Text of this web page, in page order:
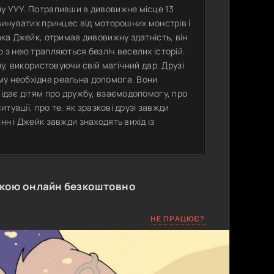
УУУ. Потрапивши в дивовижне місце 13
принцес від моторошних монстрів і
Джейк, отримав дивовижну здатність, він
нею трапляються безліч веселих історій.
використовуючи свій магічний дар. Друзі
необхідна реальна допомога. Вони
дітям про дружбу, взаємодопомогу, про
про те, як зразкові друзі завжди
і Джейк завжди знаходять вихід із
онлайн безкоштовно
НЕ ПРАЦЮЄ?